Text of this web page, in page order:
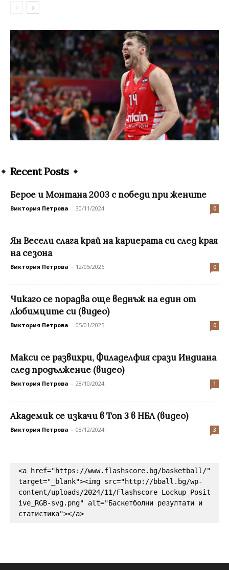
Recent Posts
Берое и Монтана 2003 с победи при жените
Виктория Петрова - 30/11/2024 0
Ян Весели слага край на кариерата си след края
на сезона
Виктория Петрова - 12/05/2026 0
Чикаго се порадва още веднъж на един от
любимците си (видео)
Виктория Петрова - 05/01/2025 0
Макси се развихри, Филаделфия срази Индиана
след продължение (видео)
Виктория Петрова - 28/10/2024 1
Академик се изкачи в Топ 3 в НБЛ (видео)
Виктория Петрова - 08/12/2024 3
<a href="https://www.flashscore.bg/basketball/"
target="_blank"><img src="http://bball.bg/wp-
content/uploads/2024/11/Flashscore_Lockup_Posit
ive_RGB-svg.png" alt="Баскетболни резултати и
статистика"></a>